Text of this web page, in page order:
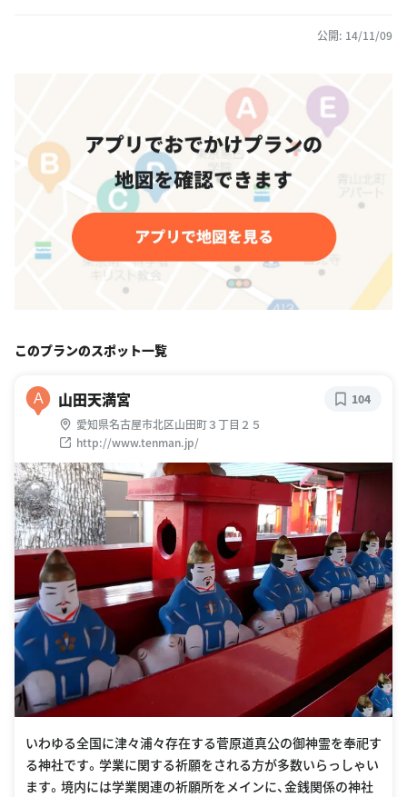
公開: 14/11/09
このプランのスポット一覧
A 山田天満宮
愛知県名古屋市北区山田町３丁目２５
http://www.tenman.jp/
104
いわゆる全国に津々浦々存在する菅原道真公の御神霊を奉祀す
る神社です。学業に関する祈願をされる方が多数いらっしゃい
ます。境内には学業関連の祈願所をメインに、金銭関係の神社